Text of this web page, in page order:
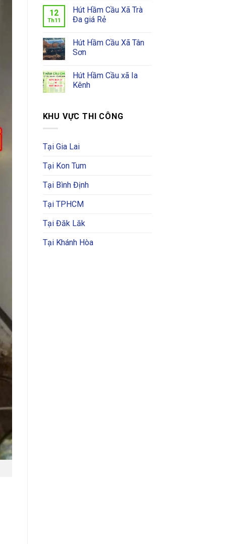
12
Th11
Hút Hầm Cầu Xã Trà
Đa giá Rẻ
Hút Hầm Cầu Xã Tân
Sơn
Hút Hầm Cầu xã Ia
Kênh
KHU VỰC THI CÔNG
Tại Gia Lai
Tại Kon Tum
Tại Bình Định
Tại TPHCM
Tại Đăk Lăk
Tại Khánh Hòa